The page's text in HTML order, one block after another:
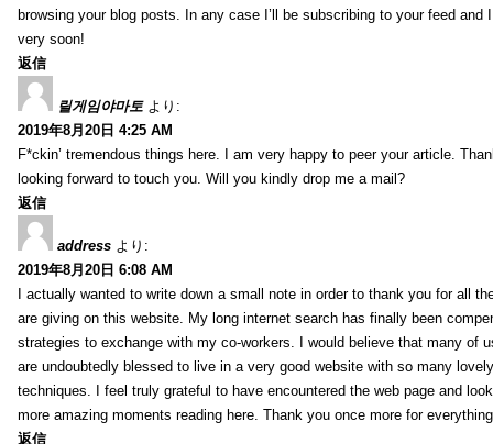
browsing your blog posts. In any case I’ll be subscribing to your feed and
very soon!
返信
릴게임야마토 より:
2019年8月20日 4:25 AM
F*ckin’ tremendous things here. I am very happy to peer your article.
looking forward to touch you. Will you kindly drop me a mail?
返信
address より:
2019年8月20日 6:08 AM
I actually wanted to write down a small note in order to thank you for all
are giving on this website. My long internet search has finally been
strategies to exchange with my co-workers. I would believe that many of
are undoubtedly blessed to live in a very good website with so many
techniques. I feel truly grateful to have encountered the web page and
more amazing moments reading here. Thank you once more for
返信